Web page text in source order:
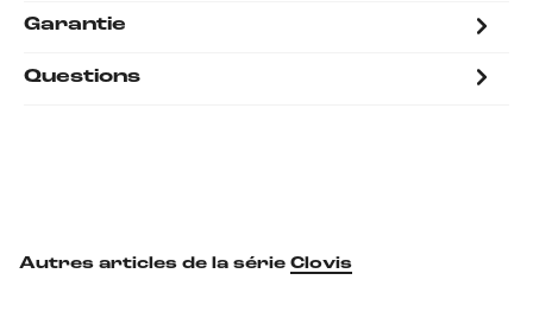
Garantie
Questions
Autres articles de la série Clovis